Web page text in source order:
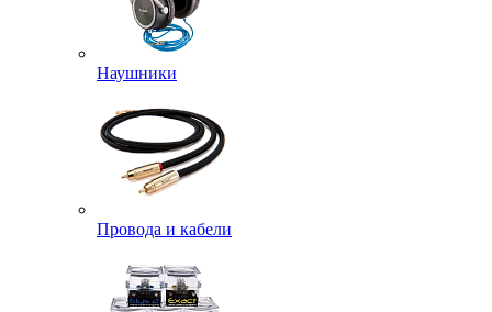
Наушники
Провода и кабели